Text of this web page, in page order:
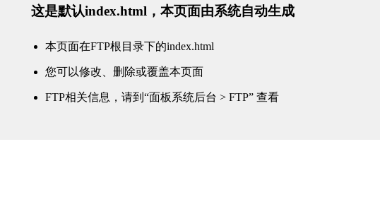
这是默认index.html，本页面由系统自动生成
本页面在FTP根目录下的index.html
您可以修改、删除或覆盖本页面
FTP相关信息，请到“面板系统后台 > FTP” 查看